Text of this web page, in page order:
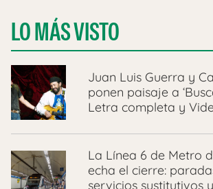
LO MÁS VISTO
Juan Luis Guerra y
ponen paisaje a
Letra completa y
La Línea 6 de Metro
echa el cierre:
servicios sustitutivos